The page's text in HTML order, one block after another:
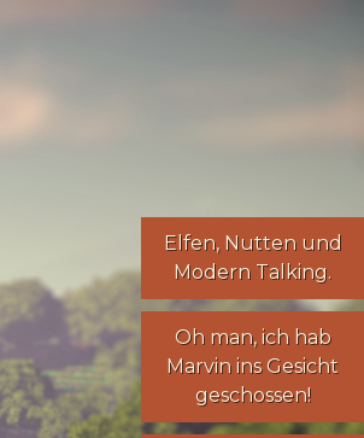
Elfen, Nuttenund
Modern Talking.
Oh man, ich hab
Marvin ins Gesicht
geschossen!